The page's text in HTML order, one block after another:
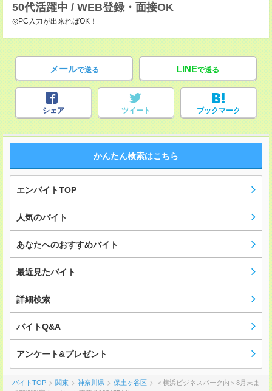
50代活躍中 / WEB登録・面接OK
◎PC入力が出来ればOK！
メールで送る LINEで送る
シェア ツイート ブックマーク
かんたん検索はこちら
エンバイトTOP
人気のバイト
あなたへのおすすめバイト
最近見たバイト
詳細検索
バイトQ&A
アンケート&プレゼント
バイトTOP 関東 神奈川県 保土ヶ谷区
＜横浜ビジネスパーク内＞8月末ま